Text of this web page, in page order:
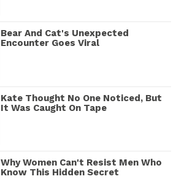
Bear And Cat's Unexpected
Encounter Goes Viral
Kate Thought No One Noticed, But
It Was Caught On Tape
Why Women Can't Resist Men Who
Know This Hidden Secret